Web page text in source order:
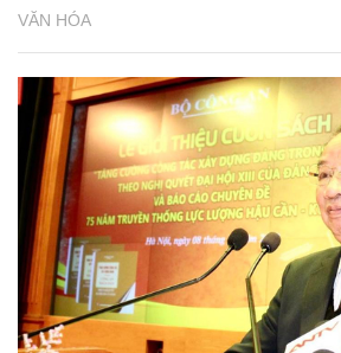
VĂN HÓA